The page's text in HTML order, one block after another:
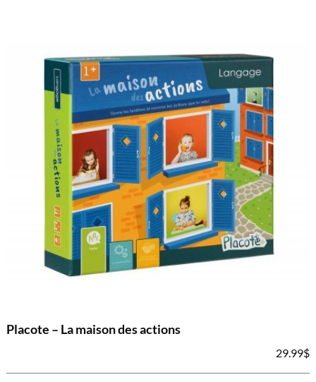
Placote – La maison des actions
29.99$